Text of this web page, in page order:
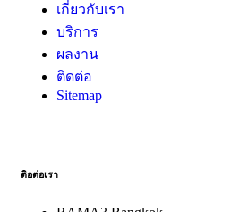
เกี่ยวกับเรา
บริการ
ผลงาน
ติดต่อ
Sitemap
ติอต่อเรา